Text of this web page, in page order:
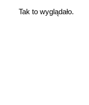
Tak to wyglądało.